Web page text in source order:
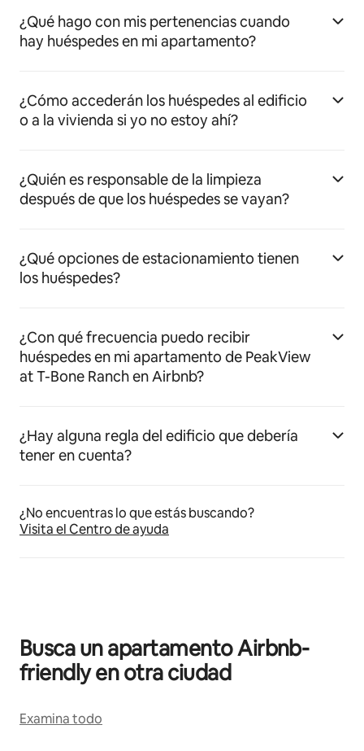
¿Qué hago con mis pertenencias cuando
hay huéspedes en mi apartamento?
¿Cómo accederán los huéspedes al edificio
o a la vivienda si yo no estoy ahí?
¿Quién es responsable de la limpieza
después de que los huéspedes se vayan?
¿Qué opciones de estacionamiento tienen
los huéspedes?
¿Con qué frecuencia puedo recibir
huéspedes en mi apartamento de PeakView
at T-Bone Ranch en Airbnb?
¿Hay alguna regla del edificio que debería
tener en cuenta?
¿No encuentras lo que estás buscando?
Visita el Centro de ayuda
Busca un apartamento Airbnb-
friendly en otra ciudad
Examina todo